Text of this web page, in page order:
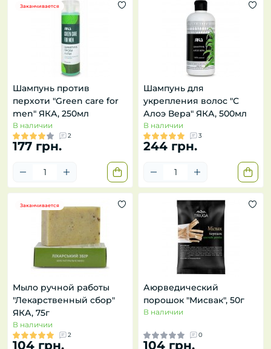
Заканчивается
Шампунь против
перхоти "Green care for
men" ЯКА, 250мл
В наличии
2
177 грн.
Шампунь для
укрепления волос "С
Алоэ Вера" ЯКА, 500мл
В наличии
3
244 грн.
Заканчивается
Мыло ручной работы
"Лекарственный сбор"
ЯКА, 75г
В наличии
2
104 грн.
Аюрведический
порошок "Мисвак", 50г
В наличии
0
104 грн.